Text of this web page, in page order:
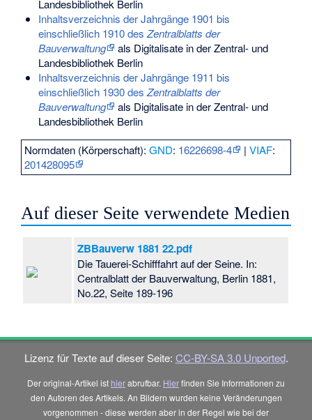
Landesbibliothek Berlin
Inhaltsverzeichnis der Jahrgänge 1901 bis
einschließlich 1910 desZentralblatts der
Bauverwaltung
als Digitalisate in der Zentral- und
Landesbibliothek Berlin
Inhaltsverzeichnis der Jahrgänge 1911 bis
einschließlich 1930 desZentralblatts der
Bauverwaltung
als Digitalisate in der Zentral- und
Landesbibliothek Berlin
Normdaten (Körperschaft):GND: 16226698-4 |VIAF:
201428095
Auf dieser Seite verwendete Medien
ZBBauverw 1881 22.pdf
Die Tauerei-Schifffahrt auf der Seine. In:
Centralblatt der Bauverwaltung, Berlin 1881,
No.22, Seite 189-196
Lizenz für Texte auf dieser Seite: CC-BY-SA 3.0 Unported.
Der original-Artikel ist hierabrufbar. Hierfinden Sie Informationen zu
den Autoren des Artikels. An Bildern wurden keine Veränderungen
vorgenommen - diese werden aber in der Regel wie bei der